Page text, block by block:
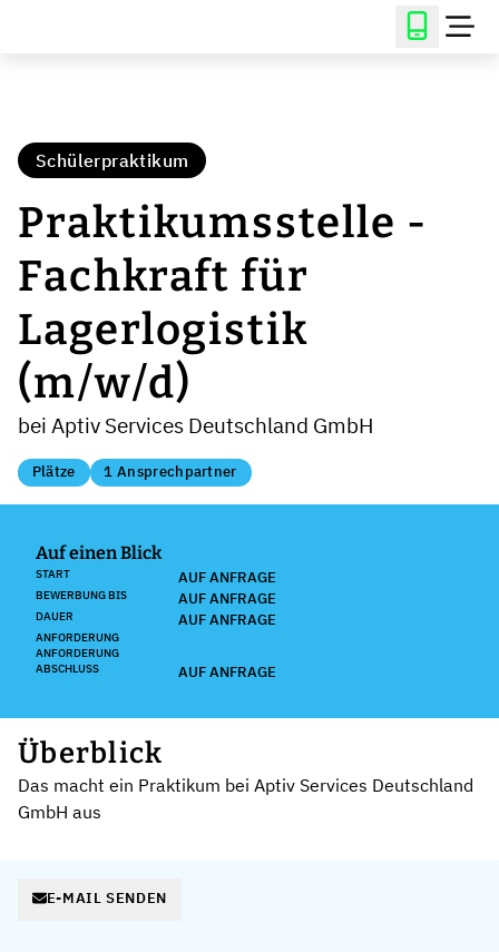
Schülerpraktikum
Praktikumsstelle -
Fachkraft für
Lagerlogistik
(m/w/d)
bei Aptiv Services Deutschland GmbH
Plätze 1 Ansprechpartner
Auf einen Blick
START AUF ANFRAGE
BEWERBUNG BIS AUF ANFRAGE
DAUER AUF ANFRAGE
ANFORDERUNG
ANFORDERUNG
ABSCHLUSS
AUF ANFRAGE
Überblick
Das macht ein Praktikum bei Aptiv Services Deutschland
GmbH aus
E-MAIL SENDEN